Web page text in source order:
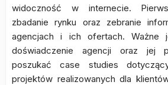
widoczność w internecie.
zbadanie rynku oraz zebranie
agencjach i ich ofertach. Ważne
doświadczenie agencji oraz jej
poszukać case studies
projektów realizowanych dla